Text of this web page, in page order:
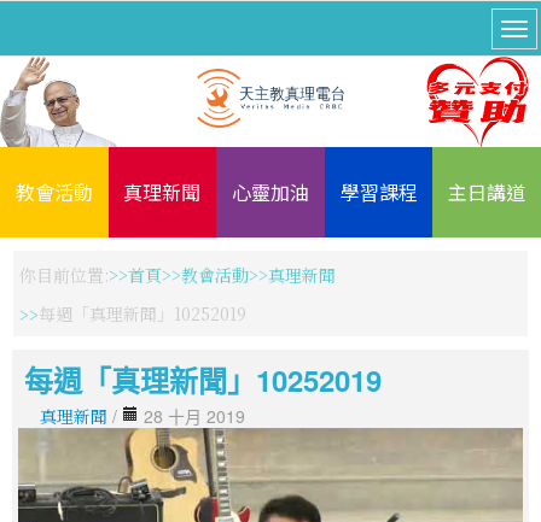
教會活動 真理新聞 心靈加油 學習課程 主日講道
你目前位置: 首頁 教會活動
真理新聞
每週「真理新聞」10252019
每週「真理新聞」10252019
真理新聞 / 28 十月 2019